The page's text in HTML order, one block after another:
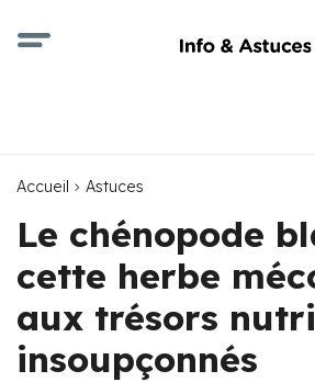
Accueil Astuces
Le chénopode
cette herbe
aux trésors
insoupçonnés